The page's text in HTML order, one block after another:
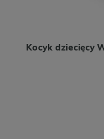
Kocyk dziecięcy